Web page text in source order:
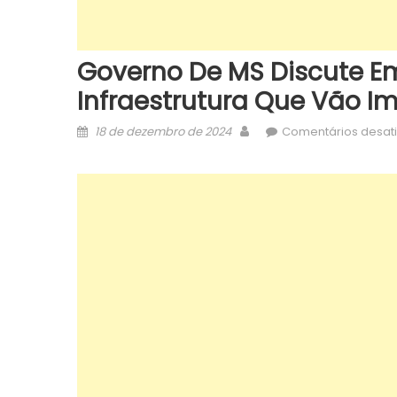
Governo De MS Discute
Infraestrutura Que Vão
Posted
18 de dezembro de 2024 AuthorComentários